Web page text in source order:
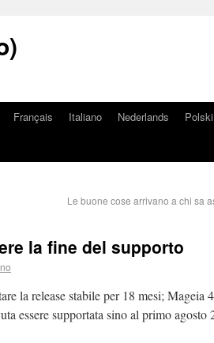
Français Italiano Nederlands Polski
Le buone cose arrivano a chi sa
la fine del supporto
la release stabile per 18 mesi; Mageia
essere supportata sino al primo agosto